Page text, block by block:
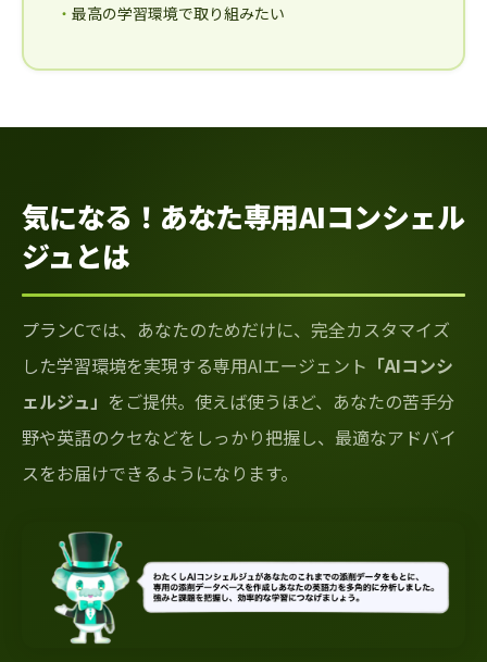
最高の学習環境で取り組みたい
気になる！あなた専用AIコンシェル
ジュとは
プランCでは、あなたのためだけに、完全カスタマイズ
した学習環境を実現する専用AIエージェント 「AIコンシ
ェルジュ」 をご提供。使えば使うほど、あなたの苦手分
野や英語のクセなどをしっかり把握し、最適なアドバイ
スをお届けできるようになります。